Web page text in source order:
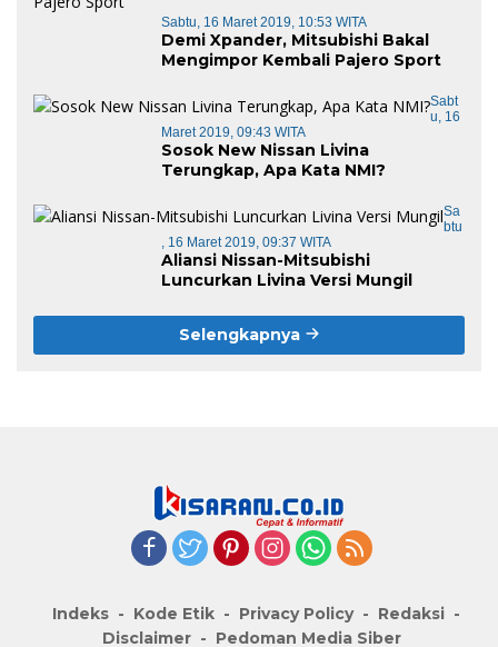
Sabtu, 16 Maret 2019, 10:53 WITA
Demi Xpander, Mitsubishi Bakal
Mengimpor Kembali Pajero Sport
Sabt
U, 16
Maret 2019, 09:43 WITA
Sosok New Nissan Livina
Terungkap, Apa Kata NMI?
Sa
Btu
, 16 Maret 2019, 09:37 WITA
Aliansi Nissan-Mitsubishi
Luncurkan Livina Versi Mungil
Selengkapnya
Indeks Kode Etik Privacy Policy
Redaksi
Disclaimer
Pedoman Media Siber